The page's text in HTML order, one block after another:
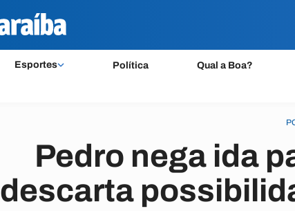
Esportes Política Qual a Boa?
Pedro nega ida
descarta